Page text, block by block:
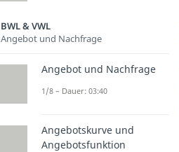
BWL & VWL
Angebot und Nachfrage
Angebot und Nachfrage
1/8 – Dauer: 03:40
Angebotskurve und
Angebotsfunktion